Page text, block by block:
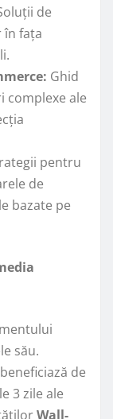
de
în fața
Ghid
complexe ale
pentru
de
bazate pe
său.
de
3 zile ale
Wall-